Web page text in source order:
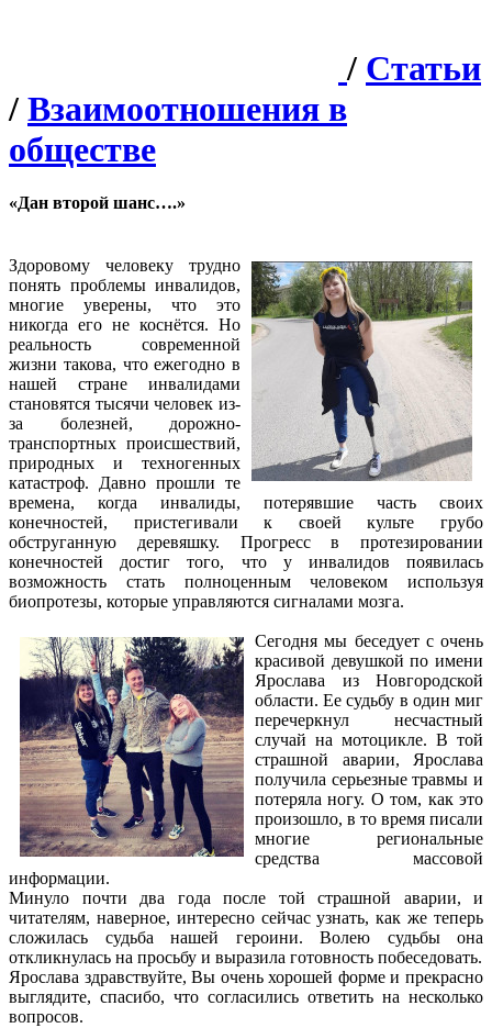
/ Статьи
/ Взаимоотношения в
обществе
«Дан второй шанс….»
Здоровому человеку трудно
понять проблемы инвалидов,
многие уверены, что это
никогда его не коснётся. Но
реальность современной
жизни такова, что ежегодно в
нашей стране инвалидами
становятся тысячи человек из-
за болезней, дорожно-
транспортных происшествий,
природных и техногенных
катастроф. Давно прошли те
времена, когда инвалиды, потерявшие часть своих
конечностей, пристегивали к своей культе грубо
обструганную деревяшку. Прогресс в протезировании
конечностей достиг того, что у инвалидов появилась
возможность стать полноценным человеком используя
биопротезы, которые управляются сигналами мозга.
Сегодня мы беседует с очень
красивой девушкой по имени
Ярослава из Новгородской
области. Ее судьбу в один миг
перечеркнул несчастный
случай на мотоцикле. В той
страшной аварии, Ярослава
получила серьезные травмы и
потеряла ногу. О том, как это
произошло, в то время писали
многие региональные
средства массовой
информации.
Минуло почти два года после той страшной аварии, и
читателям, наверное, интересно сейчас узнать, как же теперь
сложилась судьба нашей героини. Волею судьбы она
откликнулась на просьбу и выразила готовность побеседовать.
Ярослава здравствуйте, Вы очень хорошей форме и прекрасно
выглядите, спасибо, что согласились ответить на несколько
вопросов.